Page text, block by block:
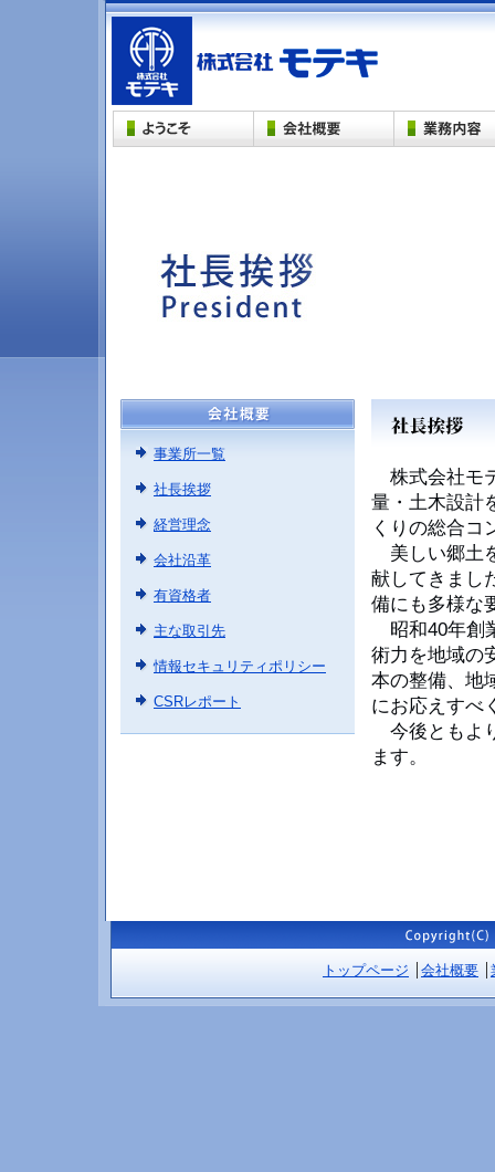
事業所一覧
社長挨拶
経営理念
会社沿革
有資格者
主な取引先
情報セキュリティポリシー
CSRレポート
株式会社モ
量・土木設計
くりの総合コ
美しい郷土
献してきまし
備にも多様な
昭和40年創
術力を地域の
本の整備、地
にお応えすべ
今後ともよ
ます。
トップページ 会社概要